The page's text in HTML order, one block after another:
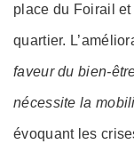
place du Foirail
quartier.
faveur du bien-
nécessite la
évoquant les